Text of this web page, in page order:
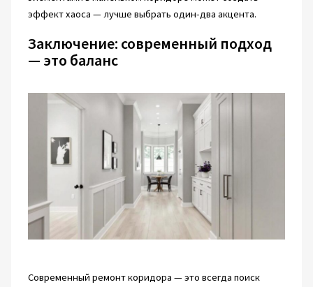
эффект хаоса — лучше выбрать один-два акцента.
Заключение: современный подход
— это баланс
Современный ремонт коридора — это всегда поиск